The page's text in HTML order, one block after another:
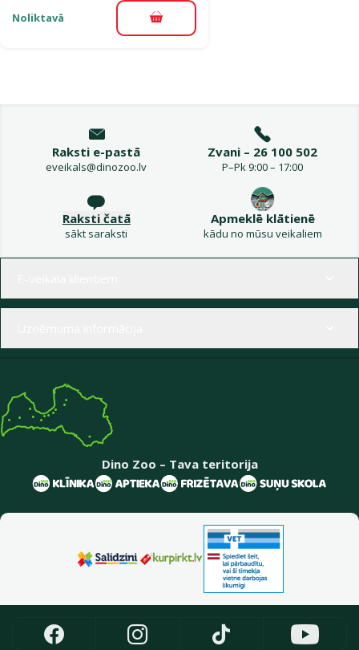
Noliktavā Pievienot grozam
Raksti e-pastā
eveikals@dinozoo.lv
Zvani – 26 100 502
P–Pk 9:00 – 17:00
Raksti čatā
sākt saraksti
Apmeklē klātienē
kādu no mūsu veikaliem
Dino Zoo – Tava teritorija